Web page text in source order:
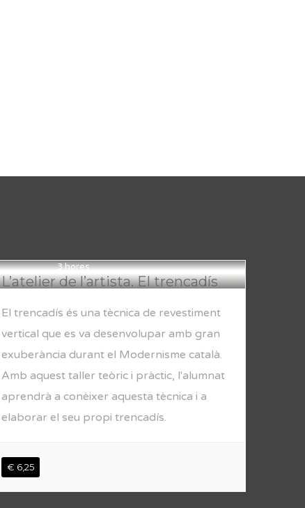
3 hores
L’atelier de l’artista. El trencadís
El trencadís és una tècnica de revestiment
vertical que es va desenvolupar amb gran
exuberància durant el Modernisme català.
Amb aquest taller teòric i pràctic, l'alumnat
aprendrà a conèixer aquesta tècnica i a
elaborar el seu propi trencadís.
€ 6,25